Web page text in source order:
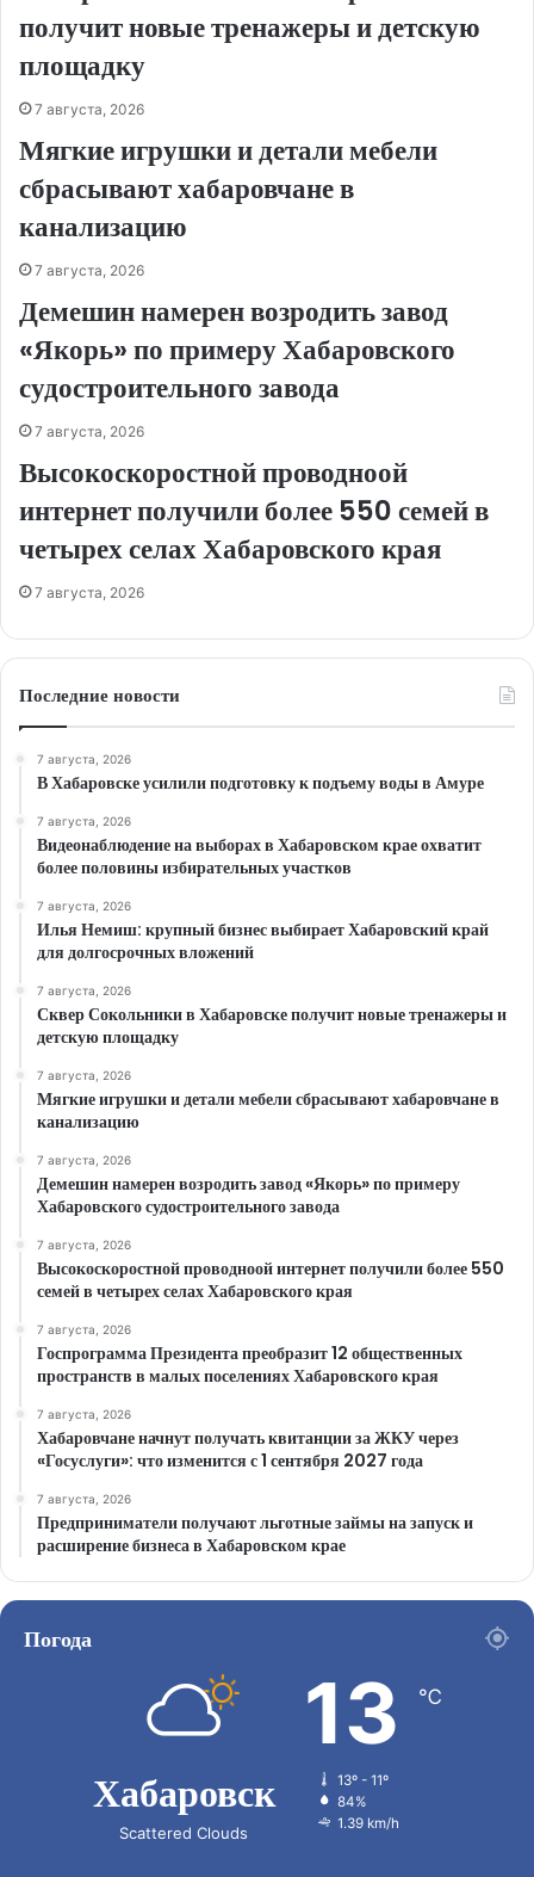
получит новые тренажеры и детскую
площадку
7 августа, 2026
Мягкие игрушки и детали мебели
сбрасывают хабаровчане в
канализацию
7 августа, 2026
Демешин намерен возродить завод
«Якорь» по примеру Хабаровского
судостроительного завода
7 августа, 2026
Высокоскоростной проводноой
интернет получили более 550 семей в
четырех селах Хабаровского края
7 августа, 2026
Последние новости
7 августа, 2026
В Хабаровске усилили подготовку к подъему воды в Амуре
7 августа, 2026
Видеонаблюдение на выборах в Хабаровском крае охватит
более половины избирательных участков
7 августа, 2026
Илья Немиш: крупный бизнес выбирает Хабаровский край
для долгосрочных вложений
7 августа, 2026
Сквер Сокольники в Хабаровске получит новые тренажеры и
детскую площадку
7 августа, 2026
Мягкие игрушки и детали мебели сбрасывают хабаровчане в
канализацию
7 августа, 2026
Демешин намерен возродить завод «Якорь» по примеру
Хабаровского судостроительного завода
7 августа, 2026
Высокоскоростной проводноой интернет получили более 550
семей в четырех селах Хабаровского края
7 августа, 2026
Госпрограмма Президента преобразит 12 общественных
пространств в малых поселениях Хабаровского края
7 августа, 2026
Хабаровчане начнут получать квитанции за ЖКУ через
«Госуслуги»: что изменится с 1 сентября 2027 года
7 августа, 2026
Предприниматели получают льготные займы на запуск и
расширение бизнеса в Хабаровском крае
Погода
Хабаровск
Scattered Clouds
13 ℃
13º - 11º
84%
1.39 km/h